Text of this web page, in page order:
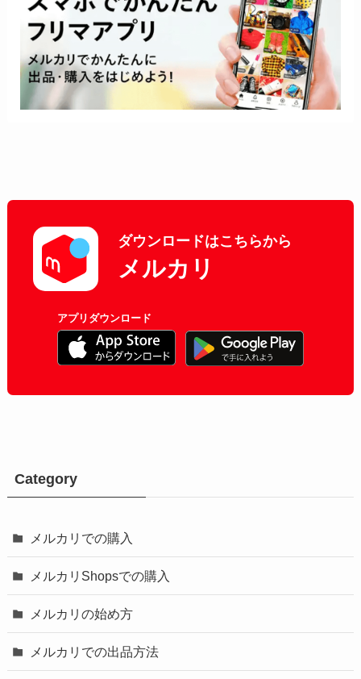
ダウンロードはこちらから
メルカリ
アプリダウンロード
Category
メルカリでの購入
メルカリShopsでの購入
メルカリの始め方
メルカリでの出品方法